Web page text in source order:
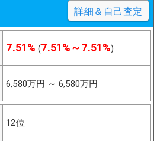
詳細＆自己査定
7.51% (7.51%～7.51%)
6,580万円 ～ 6,580万円
12位